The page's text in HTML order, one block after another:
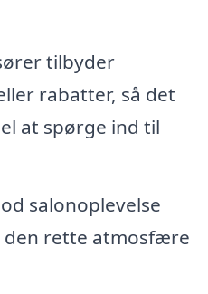
tilbyder
rabatter, så det
at spørge ind til
salonoplevelse
den rette atmosfære